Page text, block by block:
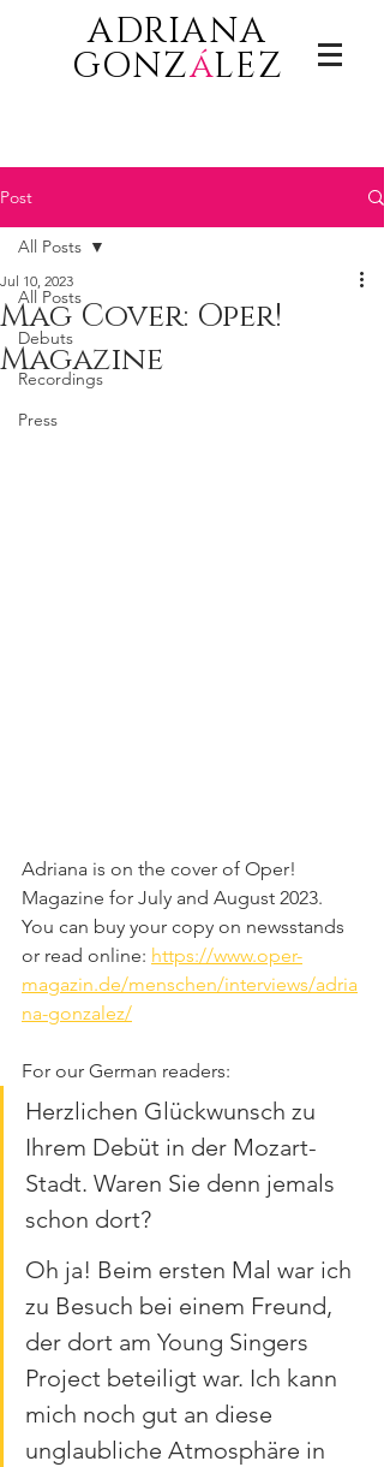
ADRIANA
GONZáLEZ
Post
All Posts
Debuts
Recordings
Press
All Posts
Mag Cover: Oper!
Magazine
Jul 10, 2023
Adriana is on the cover of Oper!
Magazine for July and August 2023.
You can buy your copy on newsstands
or read online: https://www.oper-
magazin.de/menschen/interviews/adria
na-gonzalez/
For our German readers:
Herzlichen Glückwunsch zu
Ihrem Debüt in der Mozart-
Stadt. Waren Sie denn jemals
schon dort?
Oh ja! Beim ersten Mal war ich
zu Besuch bei einem Freund,
der dort am Young Singers
Project beteiligt war. Ich kann
mich noch gut an diese
unglaubliche Atmosphäre in